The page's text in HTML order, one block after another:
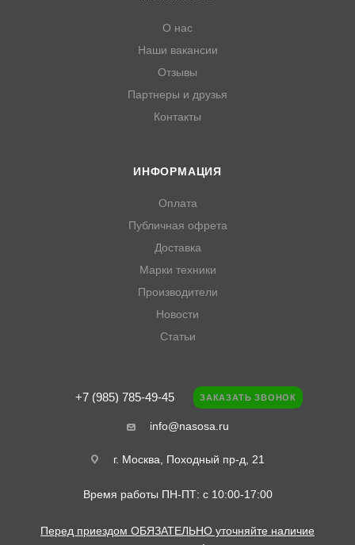
О нас
Наши вакансии
Отзывы
Партнеры и друзья
Контакты
ИНФОРМАЦИЯ
Оплата
Публичная офрета
Доставка
Марки техники
Производители
Новости
Статьи
+7 (985) 785-49-45 ЗАКАЗАТЬ ЗВОНОК
info@nasosa.ru
г. Москва, Походный пр-д, 21
Время работы ПН-ПТ: с 10:00-17:00
Перед приездом ОБЯЗАТЕЛЬНО уточняйте наличие